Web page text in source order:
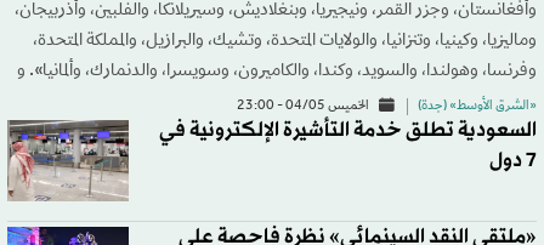
وأفغانستان، وجزر القمر، ونيجيريا، وبنغلاديش، وسيريلانكا، والفلبين، وأذربيجان،
وماليزيا، وكينيا، وتنزانيا، والولايات المتحدة، وتشيك، والبرازيل، والمملكة المتحدة،
وفرنسا، وهولندا، والسويد، وكندا، والكاميرون، وسويسرا، والدنمارك، وألمانيا». و
«الشرق الأوسط» (جدة) الخميس 04/05 - 23:00
السعودية تطلق خدمة التأشيرة الإلكترونية في
7 دول
«ملتقى النقد السينمائي» نظرة فاحصة على